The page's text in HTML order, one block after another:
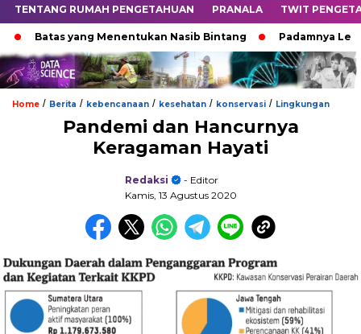
TENTANG RUMAH PENGETAHUAN PRANALA TWIT
Batas yang Menentukan Nasib Bintang Padamnya Lentera
Home / Berita / kebencanaan / kesehatan / konservasi / Lingkungan
Pandemi dan Hancurnya
Keragaman Hayati
Redaksi
- Editor
Kamis, 13 Agustus 2020